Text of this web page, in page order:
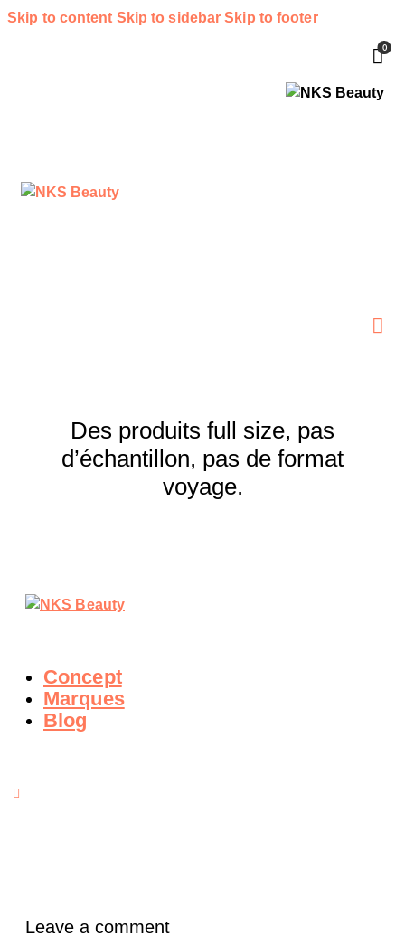
Skip to content Skip to sidebar Skip to footer
0
Des produits full size, pas
d’échantillon, pas de format
voyage.
Concept
Marques
Blog
Leave a comment